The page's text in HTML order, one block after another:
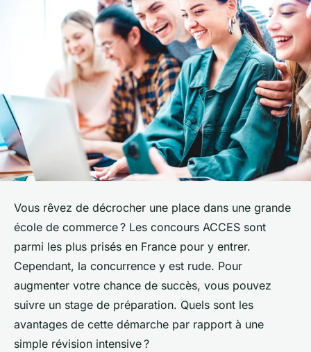
Vous rêvez de décrocher une place dans une grande
école de commerce ? Les concours ACCES sont
parmi les plus prisés en France pour y entrer.
Cependant, la concurrence y est rude. Pour
augmenter votre chance de succès, vous pouvez
suivre un stage de préparation. Quels sont les
avantages de cette démarche par rapport à une
simple révision intensive ?